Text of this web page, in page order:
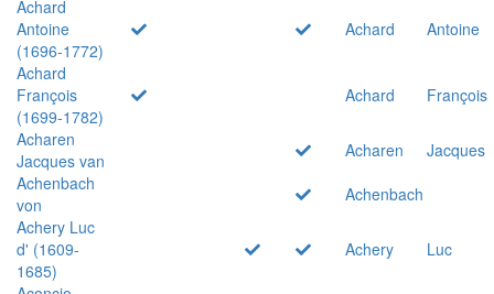
Achard
Antoine
(1696-1772)
Achard
Antoine
Achard
François
(1699-1782)
Achard
François
Acharen
Jacques van
Acharen
Jacques
Achenbach
von
Achenbach
Achery Luc
d' (1609-
1685)
Achery
Luc